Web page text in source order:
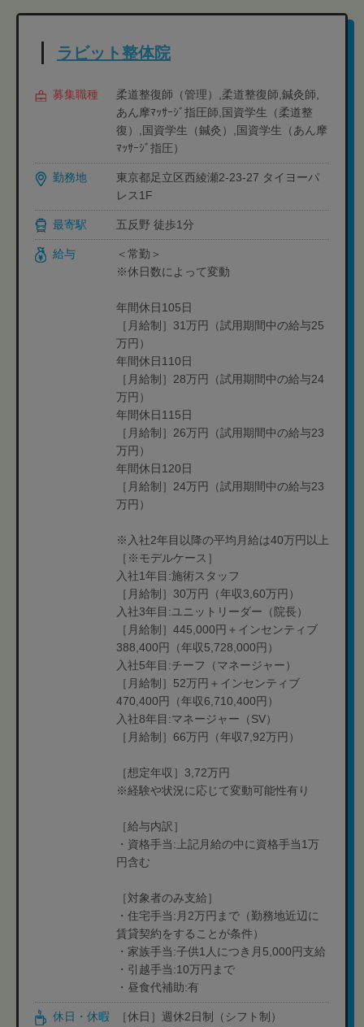
ラビット整体院
募集職種
柔道整復師（管理）,柔道整復師,鍼灸師,
あん摩ﾏｯｻｰｼﾞ指圧師,国資学生（柔道整
復）,国資学生（鍼灸）,国資学生（あん摩
ﾏｯｻｰｼﾞ指圧）
勤務地
東京都足立区西綾瀬2-23-27 タイヨーパ
レス1F
最寄駅 五反野 徒歩1分
給与
＜常勤＞
※休日数によって変動
年間休日105日
［月給制］31万円（試用期間中の給与25
万円）
年間休日110日
［月給制］28万円（試用期間中の給与24
万円）
年間休日115日
［月給制］26万円（試用期間中の給与23
万円）
年間休日120日
［月給制］24万円（試用期間中の給与23
万円）
※入社2年目以降の平均月給は40万円以上
［※モデルケース］
入社1年目:施術スタッフ
［月給制］30万円（年収3,60万円）
入社3年目:ユニットリーダー（院長）
［月給制］445,000円＋インセンティブ
388,400円（年収5,728,000円）
入社5年目:チーフ（マネージャー）
［月給制］52万円＋インセンティブ
470,400円（年収6,710,400円）
入社8年目:マネージャー（SV）
［月給制］66万円（年収7,92万円）
［想定年収］3,72万円
※経験や状況に応じて変動可能性有り
［給与内訳］
・資格手当:上記月給の中に資格手当1万
円含む
［対象者のみ支給］
・住宅手当:月2万円まで（勤務地近辺に
賃貸契約をすることが条件）
・家族手当:子供1人につき月5,000円支給
・引越手当:10万円まで
・昼食代補助:有
休日・休暇
［休日］週休2日制（シフト制）